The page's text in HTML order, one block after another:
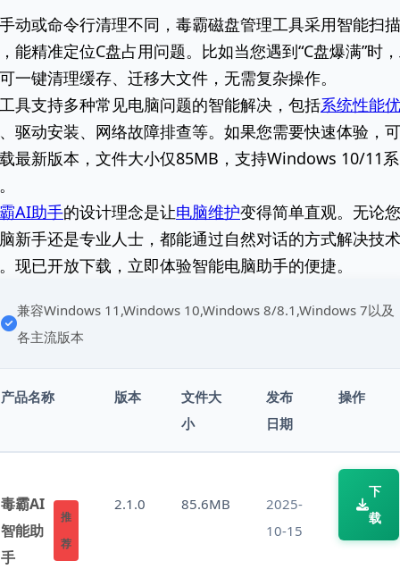
动或命令行清理不同，毒霸磁盘管理工具采用智能扫
能精准定位C盘占用问题。比如当您遇到“C盘爆满”时
一键清理缓存、迁移大文件，无需复杂操作。
具支持多种常见电脑问题的智能解决，包括系统性能优
、驱动安装、网络故障排查等。如果您需要快速体验，
最新版本，文件大小仅85MB，支持Windows 10/11系
AI助手的设计理念是让电脑维护变得简单直观。无论
新手还是专业人士，都能通过自然对话的方式解决技
现已开放下载，立即体验智能电脑助手的便捷。
兼容Windows 11,Windows 10,Windows 8/8.1,Windows 7以及
各主流版本
产品名称 版本
文件大
小
发布
日期
操作
毒霸AI
智能助
手
推
荐
2.1.0 85.6MB
2025-
10-15
下
载